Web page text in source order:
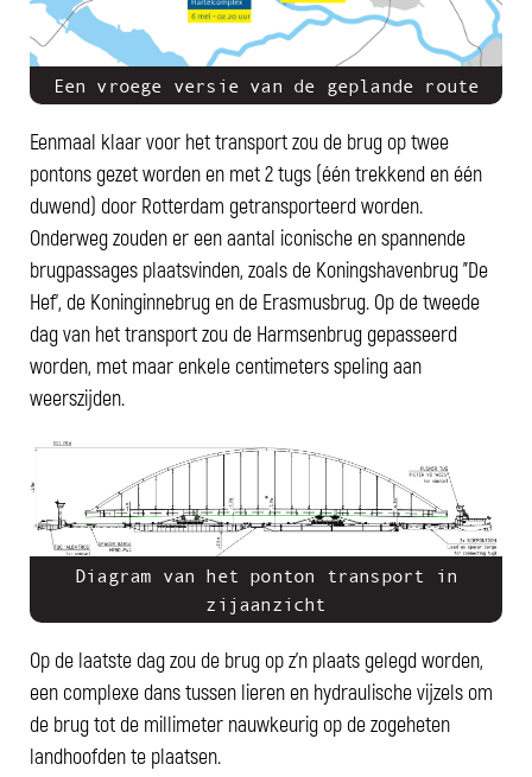
Een vroege versie van de geplande route
Eenmaal klaar voor het transport zou de brug op twee
pontons gezet worden en met 2 tugs (één trekkend en één
duwend) door Rotterdam getransporteerd worden.
Onderweg zouden er een aantal iconische en spannende
brugpassages plaatsvinden, zoals de Koningshavenbrug "De
Hef', de Koninginnebrug en de Erasmusbrug. Op de tweede
dag van het transport zou de Harmsenbrug gepasseerd
worden, met maar enkele centimeters speling aan
weerszijden.
Diagram van het ponton transport in
zijaanzicht
Op de laatste dag zou de brug op z'n plaats gelegd worden,
een complexe dans tussen lieren en hydraulische vijzels om
de brug tot de millimeter nauwkeurig op de zogeheten
landhoofden te plaatsen.